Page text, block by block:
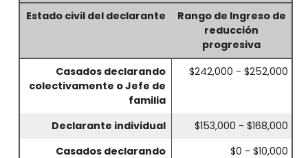
Estado civil del declarante
Rango de Ingreso de
reducción
progresiva
Casados declarando
colectivamente o Jefe de
familia
$242,000 - $252,000
Declarante individual
$153,000 - $168,000
Casados declarando
$0 - $10,000